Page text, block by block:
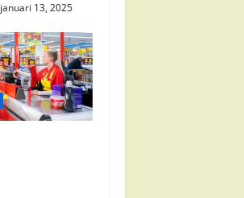
januari 13, 2025